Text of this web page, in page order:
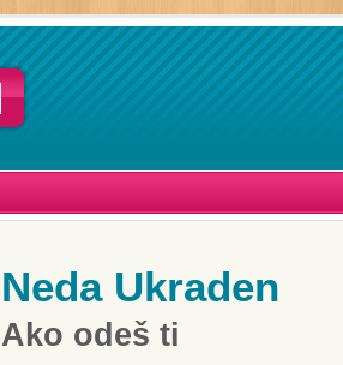
Neda Ukraden
Ako odeš ti